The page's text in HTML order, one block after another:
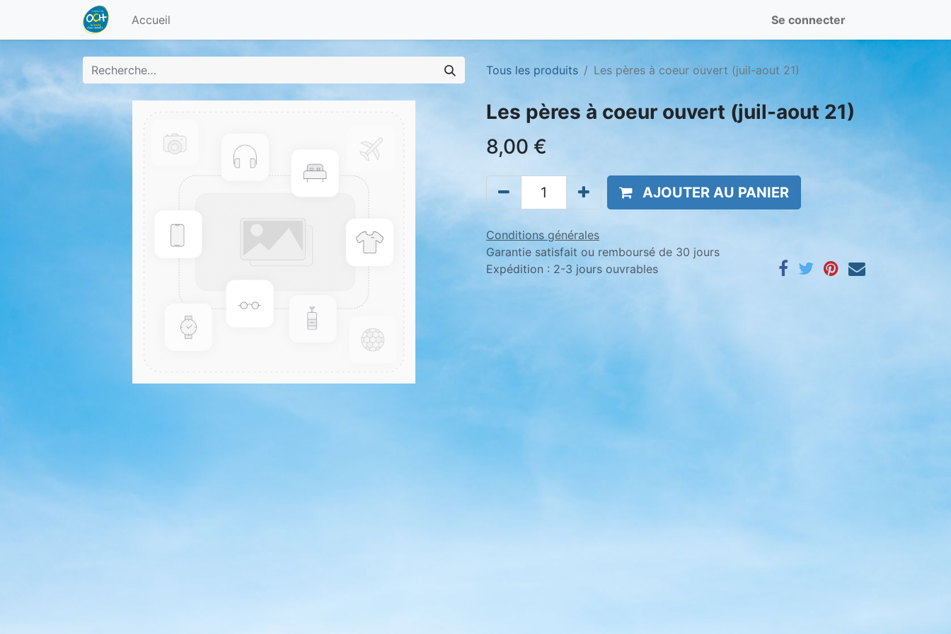
Accueil Se connecter
Tous les produits Les pères à coeur ouvert (juil-aout 21)
Les pères à coeur ouvert (juil-aout 21)
8,00 €
AJOUTER AU PANIER
Conditions générales
Garantie satisfait ou remboursé de 30 jours
Expédition : 2-3 jours ouvrables